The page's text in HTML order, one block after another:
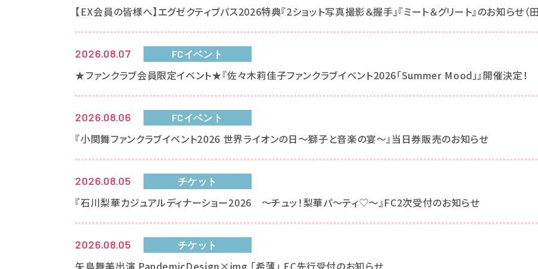
【EX会員の皆様へ】エグゼクティブパス2026特典『2ショット写真撮影＆握手』『ミート＆グリート』のお知らせ（田
2026.08.07 FCイベント
★ファンクラブ会員限定イベント★『佐々木莉佳子ファンクラブイベント2026「Summer Mood」』開催決定！
2026.08.06 FCイベント
『小関舞ファンクラブイベント2026 世界ライオンの日～獅子と音楽の宴～』当日券販売のお知らせ
2026.08.05 チケット
『石川梨華カジュアルディナーショー2026 ～チュッ！梨華パ～ティ♡～』FC2次受付のお知らせ
2026.08.05 チケット
矢島舞美出演 PandemicDesign×img 「希薄」 FC先行受付のお知らせ